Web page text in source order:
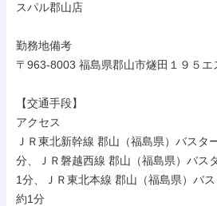
スパル郡山店
勤務地備考
〒963-8003 福島県郡山市燧田１９５
【交通手段】
アクセス
ＪＲ東北新幹線 郡山（福島県）バスタ
分、ＪＲ磐越西線 郡山（福島県）バス
1分、ＪＲ東北本線 郡山（福島県）バ
約1分